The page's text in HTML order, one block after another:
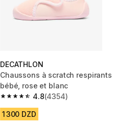
DECATHLON
Chaussons à scratch respirants
bébé, rose et blanc
4.8
4.8 out of 5 stars from 4354 reviews
(4354)
1 300 DZD